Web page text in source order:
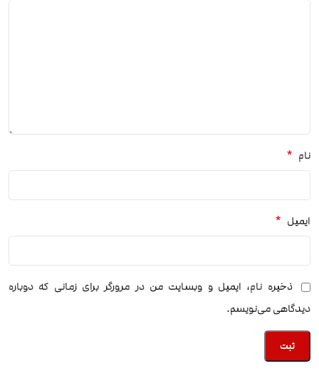
نام *
ایمیل *
ذخیره نام، ایمیل و وبسایت من در مرورگر برای زمانی که دوباره
دیدگاهی می‌نویسم.